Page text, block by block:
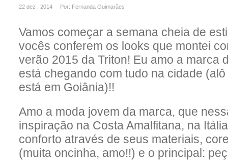
22 dez , 2014 Por: Fernanda Guimarães
Vamos começar a semana cheia de
vocês conferem os looks que montei
verão 2015 da Triton! Eu amo a marca
está chegando com tudo na cidade
está em Goiânia)!!
Amo a moda jovem da marca, que
inspiração na Costa Amalfitana, na
conforto através de seus materiais,
(muita oncinha, amo!!) e o principal: